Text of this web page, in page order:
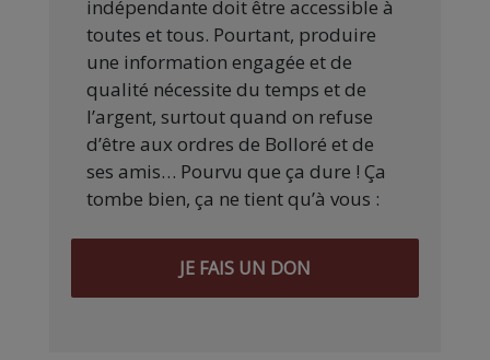
indépendante doit être accessible à
toutes et tous. Pourtant, produire
une information engagée et de
qualité nécessite du temps et de
l’argent, surtout quand on refuse
d’être aux ordres de Bolloré et de
ses amis… Pourvu que ça dure ! Ça
tombe bien, ça ne tient qu’à vous :
JE FAIS UN DON